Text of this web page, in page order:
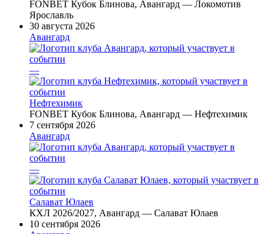
FONBET Кубок Блинова, Авангард — Локомотив
Ярославль
30 августа 2026
Авангард
—
Нефтехимик
FONBET Кубок Блинова, Авангард — Нефтехимик
7 сентября 2026
Авангард
—
Салават Юлаев
КХЛ 2026/2027, Авангард — Салават Юлаев
10 сентября 2026